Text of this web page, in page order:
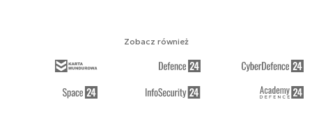
Zobacz również